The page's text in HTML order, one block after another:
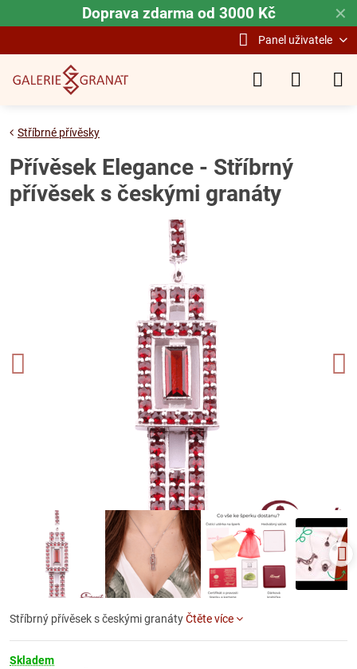
✕
Doprava zdarma od 3000 Kč
Panel uživatele
Stříbrné přívěsky
Přívěsek Elegance - Stříbrný
přívěsek s českými granáty
Stříbrný přívěsek s českými granátyČtěte více
Skladem